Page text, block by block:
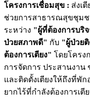
โครงการเชื่อมสุข : ส่งเ
ช่วยการสาธารณสุขชุมช
ระหว่าง "ผู้ที่ต้องการบริ
ป่วยสภาพดี" กับ "ผู้ป่วยติ
ต้องการเตียง" โดยโครง
การจัดการ ประสานงาน
และติดตั้งเตียงให้ถึงที่พัก
ยากไร้ที่กำลังต้องการเตีย